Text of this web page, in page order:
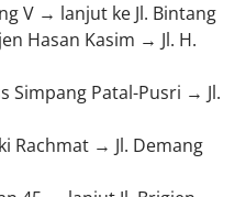
V → lanjut ke Jl. Bintang
Hasan Kasim → Jl. H.
Simpang Patal-Pusri → Jl.
Rachmat → Jl. Demang